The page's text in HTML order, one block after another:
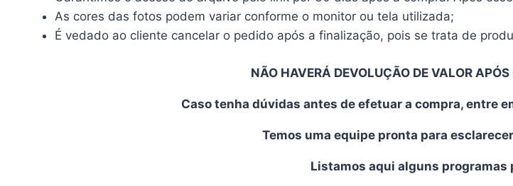
As cores das fotos podem variar conforme o monitor ou tela utilizada;
É vedado ao cliente cancelar o pedido após a finalização, pois se trata de
NÃO HAVERÁ DEVOLUÇÃO DE VALOR
Caso tenha dúvidas antes de efetuar a compra, entre
Temos uma equipe pronta para
Listamos aqui alguns programas